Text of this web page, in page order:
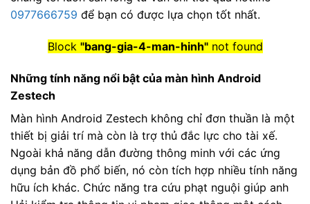
0977666759 để bạn có được lựa chọn tốt nhất.
Block "bang-gia-4-man-hinh"not found
Những tính năng nổi bật của màn hình Android
Zestech
Màn hình Android Zestech không chỉ đơn thuần là một
thiết bị giải trí mà còn là trợ thủ đắc lực cho tài xế.
Ngoài khả năng dẫn đường thông minh với các ứng
dụng bản đồ phổ biến, nó còn tích hợp nhiều tính năng
hữu ích khác. Chức năng tra cứu phạt nguội giúp anh